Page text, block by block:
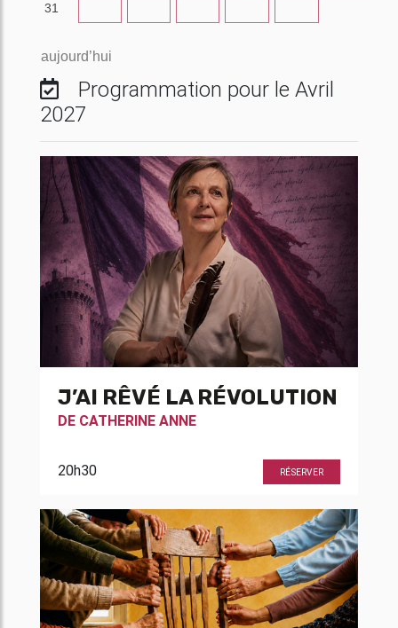
31
aujourd’hui
Programmation pour le Avril
2027
J’AI RÊVÉ LA RÉVOLUTION
DE CATHERINE ANNE
20h30 RÉSERVER